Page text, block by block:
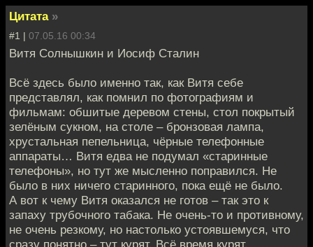
Цитата »
#1 | 07.05.16 00:34
Витя Солнышкин и Иосиф Сталин
Всё здесь было именно так, как Витя себе
представлял, как помнил по фотографиям и
фильмам: обшитые деревом стены, стол покрытый
зелёным сукном, на столе – бронзовая лампа,
хрустальная пепельница, чёрные телефонные
аппараты… Витя едва не подумал «старинные
телефоны», но тут же мысленно поправился. Не
было в них ничего старинного, пока ещё не было.
А вот к чему Витя оказался не готов – так это к
запаху трубочного табака. Не очень-то и противному,
не очень резкому, но настолько устоявшемуся, что